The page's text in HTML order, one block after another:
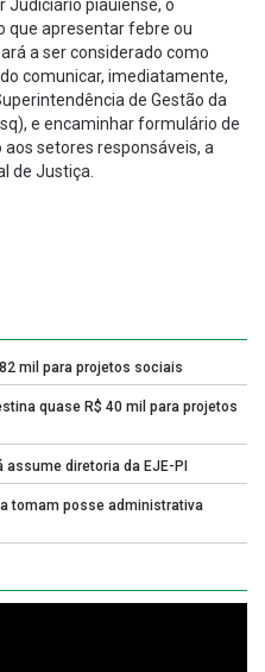
Judiciário piauiense, o
que apresentar febre ou
a ser considerado como
comunicar, imediatamente,
de Gestão da
e encaminhar formulário de
setores responsáveis, a
de Justiça.
mil para projetos sociais
quase R$ 40 mil para projetos
diretoria da EJE-PI
tomam posse administrativa